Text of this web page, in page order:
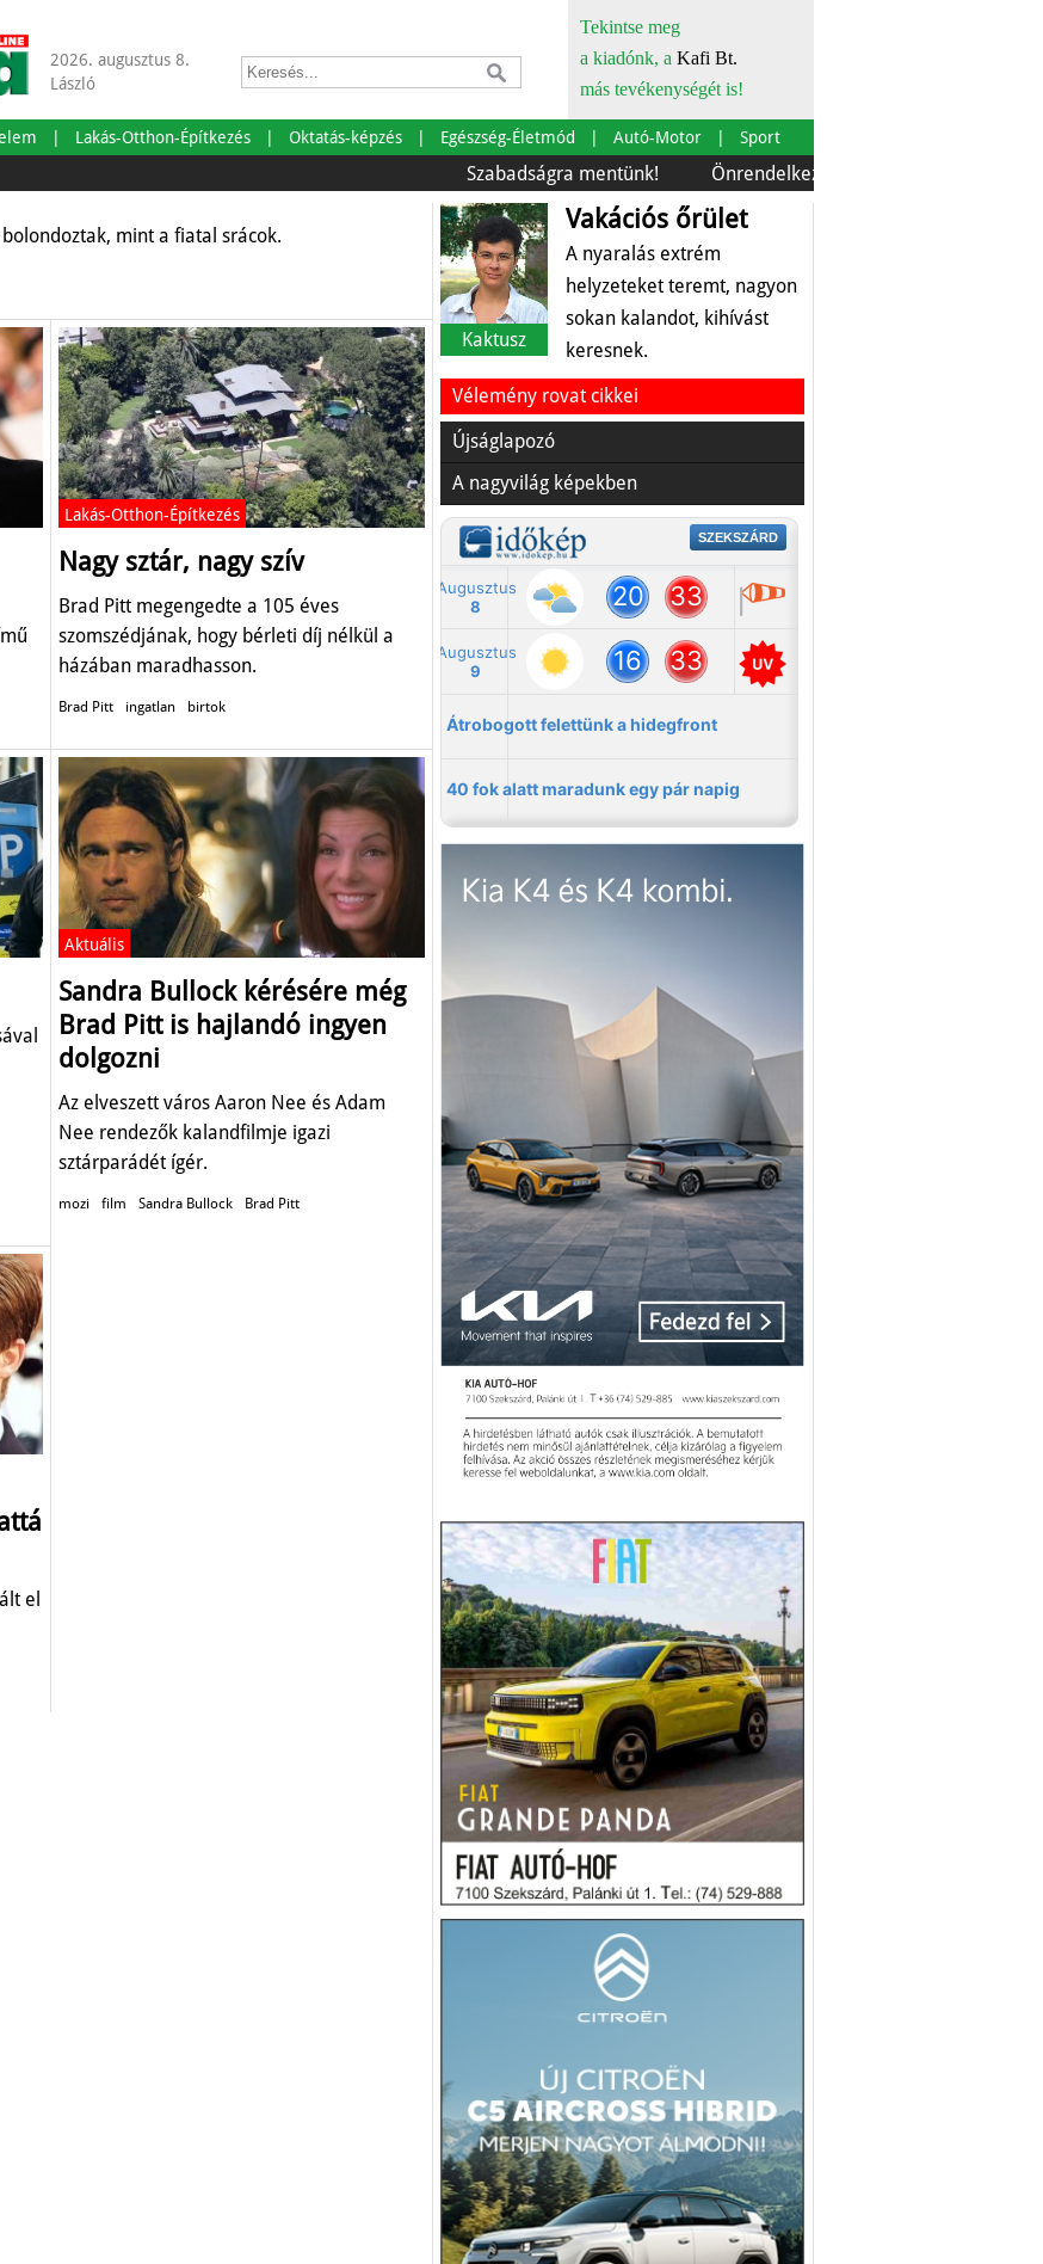
2026. augusztus 8.
László
Tekintse meg
a kiadónk, a Kafi Bt.
más tevékenységét is!
Lakás-Otthon-Építkezés Oktatás-képzés Egészség-Életmód Autó-Motor Sport
Szabadságra mentünk! Önrendelkezés és szürkebarát
mint a fiatal srácok.
Lakás-Otthon-Építkezés
Nagy sztár, nagy szív
Brad Pitt megengedte a 105 éves
szomszédjának, hogy bérleti díj nélkül a
házában maradhasson.
Brad Pitt ingatlan birtok
Aktuális
Sandra Bullock kérésére még
Brad Pitt is hajlandó ingyen
dolgozni
Az elveszett város Aaron Nee és Adam
Nee rendezők kalandfilmje igazi
sztárparádét ígér.
mozi film Sandra Bullock Brad Pitt
el
Kaktusz
Vakációs őrület
A nyaralás extrém
helyzeteket teremt, nagyon
sokan kalandot, kihívást
keresnek.
Vélemény rovat cikkei
Újságlapozó
A nagyvilág képekben